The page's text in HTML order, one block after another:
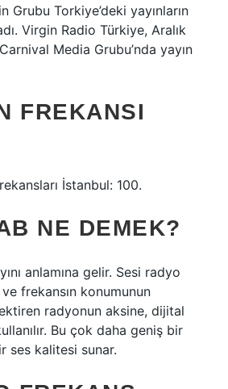
Grubu Torkiye’deki yayınların
Virgin Radio Türkiye, Aralık
Media Grubu’nda yayın
FREKANSI
İstanbul: 100.
NE DEMEK?
anlamına gelir. Sesi radyo
frekansın konumunun
radyonun aksine, dijital
Bu çok daha geniş bir
ses kalitesi sunar.